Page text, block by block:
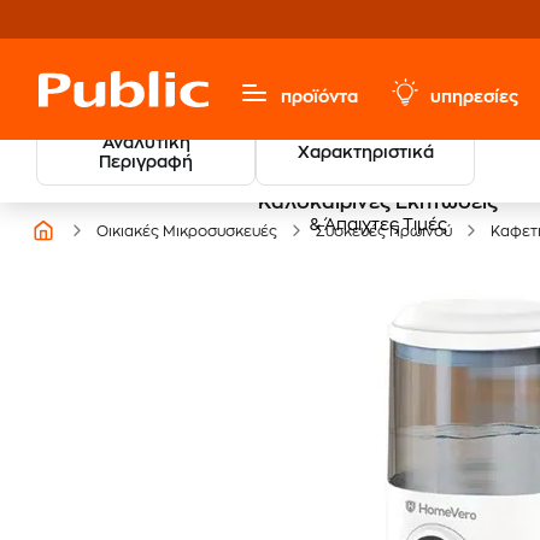
προϊόντα υπηρεσίες
Αναλυτική
Περιγραφή
Χαρακτηριστικά
Καλοκαιρινές Εκπτώσεις
& Άπαιχτες Τιμές
Οικιακές Μικροσυσκευές Συσκευές Πρωινού